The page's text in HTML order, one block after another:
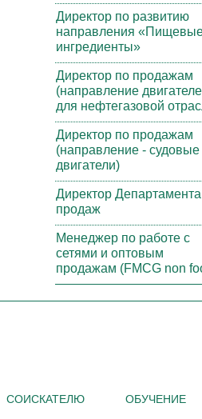
Директор по развитию
направления
ингредиенты»
Директор по продажам
(направление
для нефтегазовой
Директор по продажам
(направление - судовые
двигатели)
Директор Департамента
продаж
Менеджер по работе с
сетями и оптовым
продажам (FMCG non
СОИСКАТЕЛЮ ОБУЧЕНИЕ